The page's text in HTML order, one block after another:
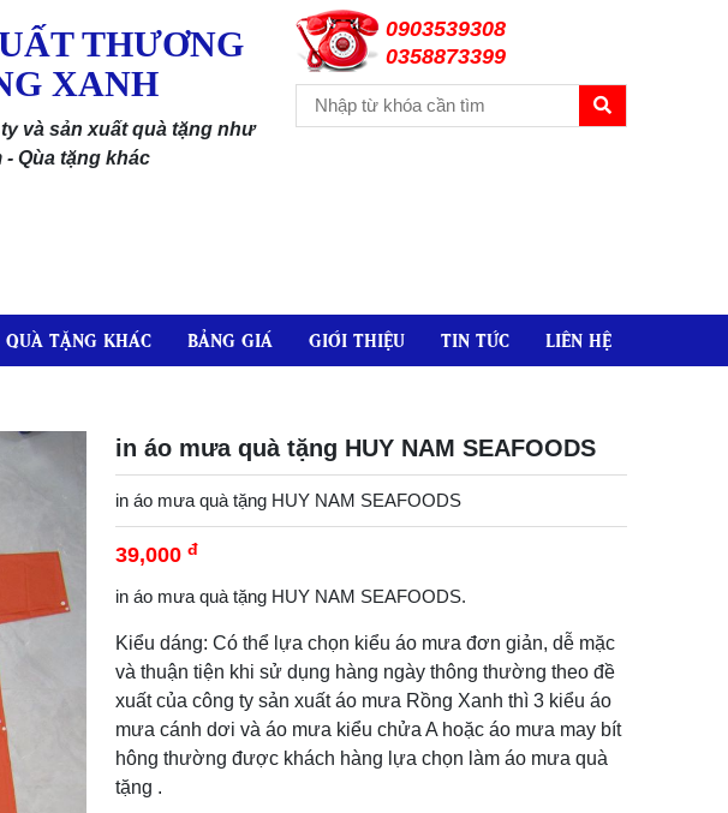
THƯƠNG
XANH
và sản xuất quà tặng như
Qùa tặng khác
0903539308
0358873399
QUÀ TẶNG KHÁC BẢNG GIÁ GIỚI THIỆU TIN TỨC LIÊN HỆ
in áo mưa quà tặng HUY NAM SEAFOODS
in áo mưa quà tặng HUY NAM SEAFOODS
39,000 đ
in áo mưa quà tặng HUY NAM SEAFOODS.
Kiểu dáng: Có thể lựa chọn kiểu áo mưa đơn giản, dễ mặc
và thuận tiện khi sử dụng hàng ngày thông thường theo đề
xuất của công ty sản xuất áo mưa Rồng Xanh thì 3 kiểu áo
mưa cánh dơi và áo mưa kiểu chửa A hoặc áo mưa may bít
hông thường được khách hàng lựa chọn làm áo mưa quà
tặng .